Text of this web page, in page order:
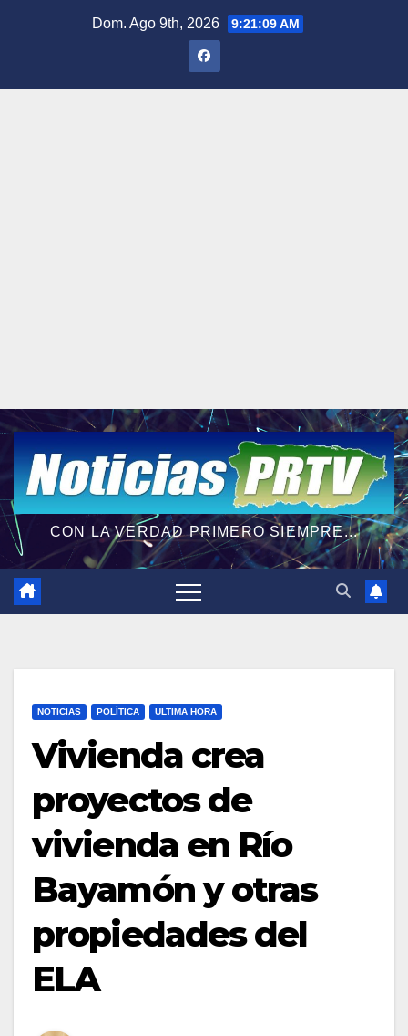
Dom. Ago 9th, 2026 9:21:10 AM
CON LA VERDAD PRIMERO SIEMPRE...
NOTICIAS POLÍTICA ULTIMA HORA
Vivienda crea
proyectos de
vivienda en Río
Bayamón y otras
propiedades del
ELA